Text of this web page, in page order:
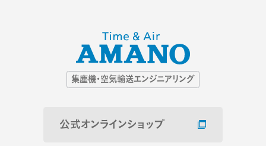
集塵機・空気輸送エンジニアリング
公式オンラインショップ